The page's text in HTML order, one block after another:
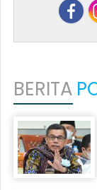
BERITA